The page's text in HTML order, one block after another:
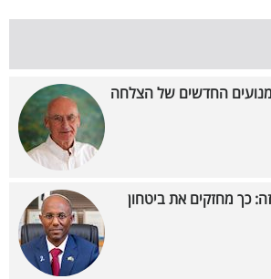
החדשים של הצלחה
כך מחזקים את ביטחון